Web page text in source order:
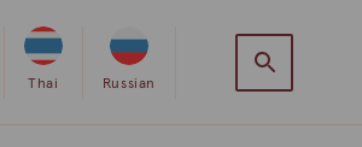
Valitse
Thai
Valitse
Russian